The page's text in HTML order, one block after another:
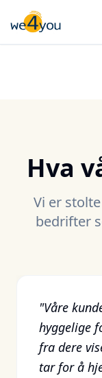
Hva
Vi er
bedrifter
"Våre
hyggelige
fra dere
tar for å